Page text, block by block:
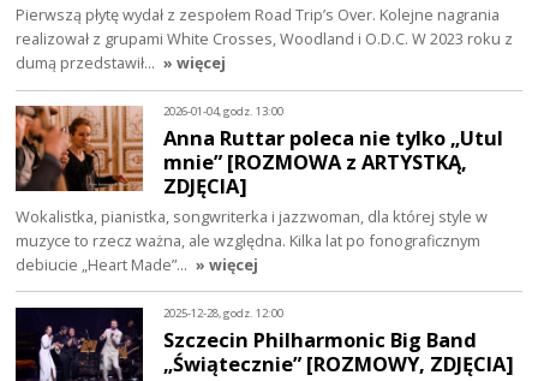
Pierwszą płytę wydał z zespołem Road Trip’s Over. Kolejne nagrania
realizował z grupami White Crosses, Woodland i O.D.C. W 2023 roku z
dumą przedstawił… » więcej
2026-01-04, godz. 13:00
Anna Ruttar poleca nie tylko „Utul
mnie” [ROZMOWA z ARTYSTKĄ,
ZDJĘCIA]
Wokalistka, pianistka, songwriterka i jazzwoman, dla której style w
muzyce to rzecz ważna, ale względna. Kilka lat po fonograficznym
debiucie „Heart Made”… » więcej
2025-12-28, godz. 12:00
Szczecin Philharmonic Big Band
„Świątecznie” [ROZMOWY, ZDJĘCIA]